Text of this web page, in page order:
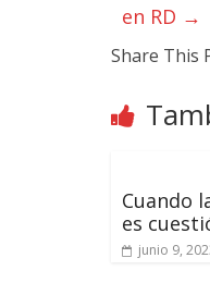
en RD →
Share This
Cuando
es
junio 9,